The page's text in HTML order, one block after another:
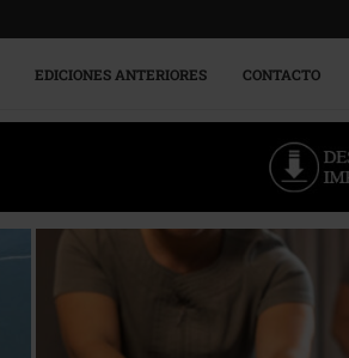
EDICIONES ANTERIORES CONTACTO